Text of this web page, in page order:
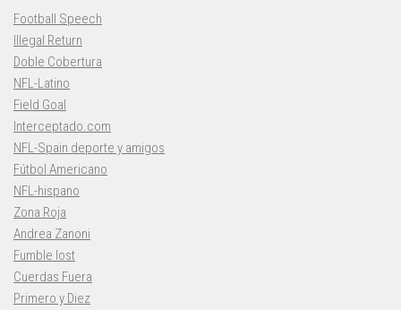
Football Speech
Illegal Return
Doble Cobertura
NFL-Latino
Field Goal
Interceptado.com
NFL-Spain deporte y amigos
Fútbol Americano
NFL-hispano
Zona Roja
Andrea Zanoni
Fumble lost
Cuerdas Fuera
Primero y Diez